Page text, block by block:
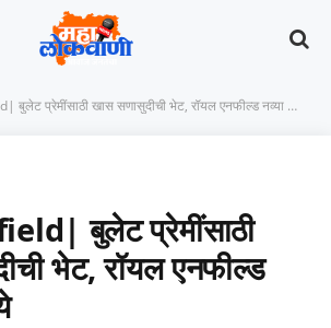
प्रेमींसाठी खास सणासुदीची भेट, रॉयल एनफील्ड नव्या लूकमध्ये
बुलेट प्रेमींसाठी
भेट, रॉयल एनफील्ड